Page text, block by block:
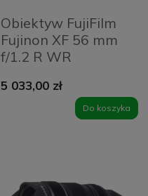
Obiektyw FujiFilm
Fujinon XF 56 mm
f/1.2 R WR
5 033,00 zł
Do koszyka